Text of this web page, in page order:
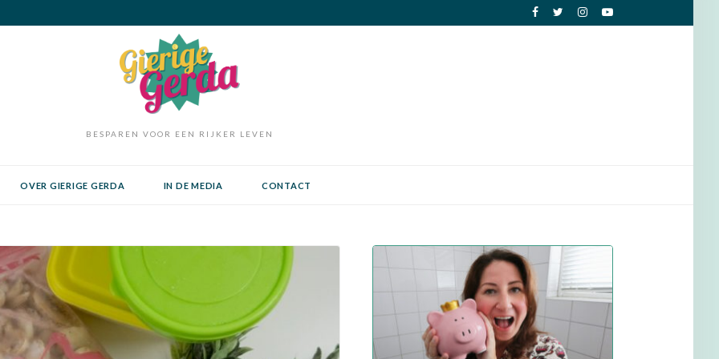
BESPAREN VOOR EEN RIJKER LEVEN
OVER GIERIGE GERDA IN DE MEDIA CONTACT